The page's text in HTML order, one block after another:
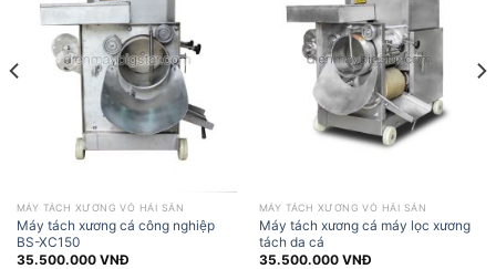
MÁY TÁCH XƯƠNG VỎ HẢI SẢN
Máy tách xương cá công nghiệp
BS-XC150
35.500.000 VNĐ
MÁY TÁCH XƯƠNG VỎ HẢI SẢN
Máy tách xương cá máy lọc xương
tách da cá
35.500.000 VNĐ